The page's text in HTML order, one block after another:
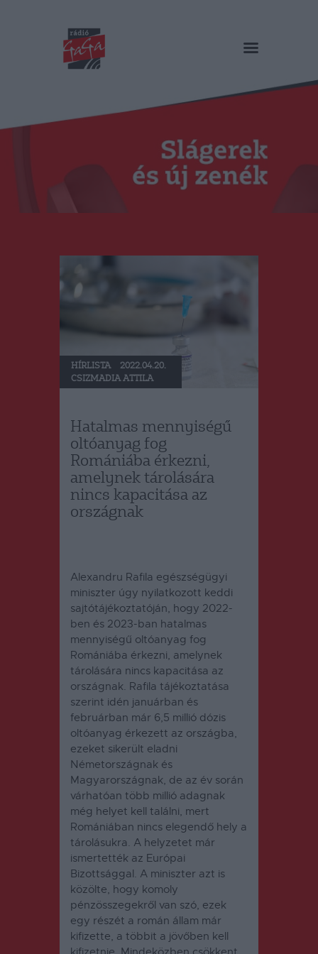
RÁDIÓ GAGA
Műsorok
Duma Duba
Podcast és videók
Stáb
RO
HÍRLISTA
2022.04.20.
CSIZMADIA ATTILA
Hatalmas mennyiségű
oltóanyag fog
Romániába érkezni,
amelynek tárolására
nincs kapacitása az
országnak
Alexandru Rafila egészségügyi
miniszter úgy nyilatkozott keddi
sajtótájékoztatóján, hogy 2022-
ben és 2023-ban hatalmas
mennyiségű oltóanyag fog
Romániába érkezni, amelynek
tárolására nincs kapacitása az
országnak. Rafila tájékoztatása
szerint idén januárban és
februárban már 6,5 millió dózis
oltóanyag érkezett az országba,
ezeket sikerült eladni
Németországnak és
Magyarországnak, de az év során
várhatóan több millió adagnak
még helyet kell találni, mert
Romániában nincs elegendő hely a
tárolásukra. A helyzetet már
ismertették az Európai
Bizottsággal. A miniszter azt is
közölte, hogy komoly
pénzösszegekről van szó, ezek
egy részét a román állam már
kifizette, a többit a jövőben kell